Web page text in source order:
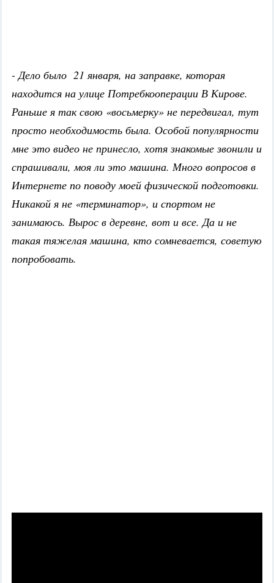
- Дело было 21 января, на заправке, которая
находится на улице Потребкооперации В Кирове.
Раньше я так свою «восьмерку» не передвигал, тут
просто необходимость была. Особой популярности
мне это видео не принесло, хотя знакомые звонили и
спрашивали, моя ли это машина. Много вопросов в
Интернете по поводу моей физической подготовки.
Никакой я не «терминатор», и спортом не
занимаюсь. Вырос в деревне, вот и все. Да и не
такая тяжелая машина, кто сомневается, советую
попробовать.